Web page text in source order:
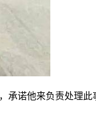
承诺他来负责处理